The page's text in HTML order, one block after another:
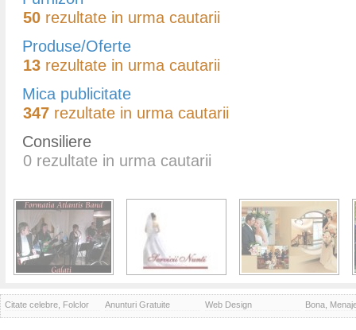
50 rezultate in urma cautarii
Produse/Oferte
13 rezultate in urma cautarii
Mica publicitate
347 rezultate in urma cautarii
Consiliere
0 rezultate in urma cautarii
Citate celebre, Folclor Anunturi Gratuite Web Design Bona,